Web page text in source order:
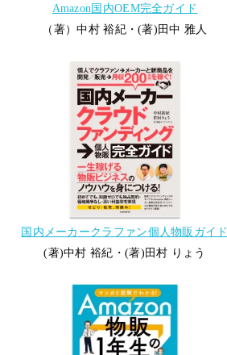
Amazon国内OEM完全ガイド
（著）中村 裕紀・(著)田中 雅人
国内メーカークラファン個人物販ガイド
(著)中村 裕紀・(著)田村 りょう